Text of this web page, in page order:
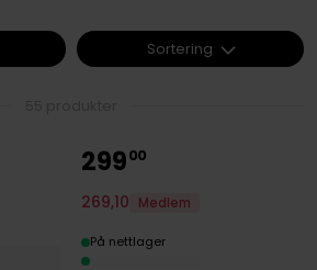
29900
269,10 Medlem
På nettlager
Sortering